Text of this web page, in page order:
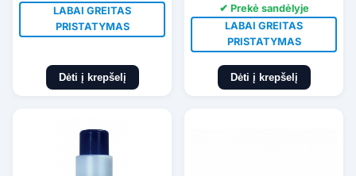
LABAI GREITAS
PRISTATYMAS
Dėti į krepšelį
✔ Prekė sandėlyje
LABAI GREITAS
PRISTATYMAS
Dėti į krepšelį